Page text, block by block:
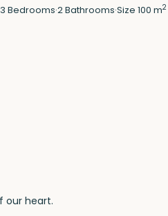
3 Bedrooms·2Bathrooms·Size 100 m2
our heart.